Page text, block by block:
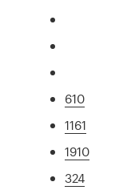
610
1161
1910
324